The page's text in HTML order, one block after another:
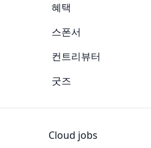
혜택
스폰서
컨트리뷰터
굿즈
Cloud jobs